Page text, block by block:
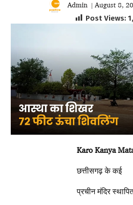
Admin | August 8,
Post Views:
Karo Kanya
छत्तीसगढ़ के कई
प्रचीन मंदिर